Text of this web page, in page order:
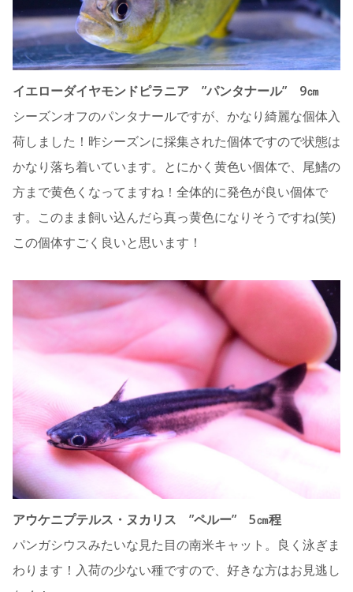
イエローダイヤモンドピラニア ”パンタナール” 9㎝
シーズンオフのパンタナールですが、かなり綺麗な個体入
荷しました！昨シーズンに採集された個体ですので状態は
かなり落ち着いています。とにかく黄色い個体で、尾鰭の
方まで黄色くなってますね！全体的に発色が良い個体で
す。このまま飼い込んだら真っ黄色になりそうですね(笑)
この個体すごく良いと思います！
アウケニプテルス・ヌカリス ”ペルー” 5㎝程
パンガシウスみたいな見た目の南米キャット。良く泳ぎま
わります！入荷の少ない種ですので、好きな方はお見逃し